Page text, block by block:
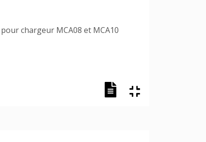
chargeur MCA08 et MCA10